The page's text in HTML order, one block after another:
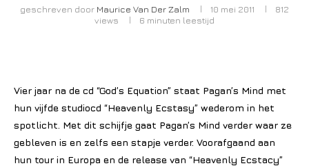
geschreven door Maurice Van Der Zalm 10 mei 2011
812
views
6 minuten leestijd
Vier jaar na de cd “God’s Equation” staat Pagan’s Mind met
hun vijfde studiocd “Heavenly Ecstasy” wederom in het
spotlicht. Met dit schijfje gaat Pagan’s Mind verder waar ze
gebleven is en zelfs een stapje verder. Voorafgaand aan
hun tour in Europa en de release van “Heavenly Ecstacy”